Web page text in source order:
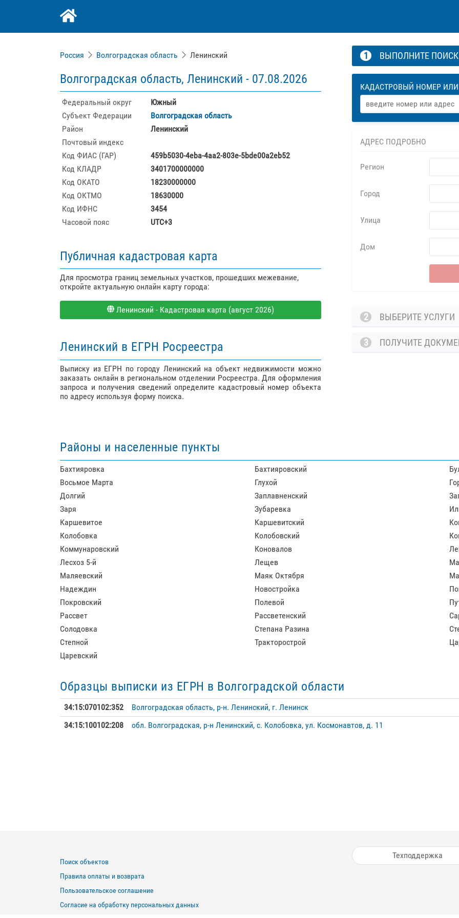
Россия Волгоградская область Ленинский
Волгоградская область, Ленинский - 07.08.2026
Федеральный округ
Южный
Субъект Федерации
Волгоградская область
Район
Ленинский
Почтовый индекс
Код ФИАС (ГАР)
459b5030-4eba-4aa2-803e-5bde00a2eb52
Код КЛАДР
3401700000000
Код ОКАТО
18230000000
Код ОКТМО
18630000
Код ИФНС
3454
Часовой пояс
UTC+3
Публичная кадастровая карта
Для просмотра границ земельных участков, прошедших межевание,
откройте актуальную онлайн карту города:
Ленинский - Кадастровая карта (август 2026)
Ленинский в ЕГРН Росреестра
Выписку из ЕГРН по городу Ленинский на объект недвижимости можно
заказать онлайн в региональном отделении Росреестра. Для оформления
запроса и получения сведений определите кадастровый номер объекта
по адресу используя форму поиска.
1 ВЫПОЛНИТЕ ПОИСК
КАДАСТРОВЫЙ НОМЕР
АДРЕС ПОДРОБНО
Регион
Город
Улица
Дом
2 ВЫБЕРИТЕ УСЛУГИ
3 ПОЛУЧИТЕ
Районы и населенные пункты
Бахтияровка Бахтияровский
Восьмое Марта
Глухой
Долгий
Заплавненский
Заря
Зубаревка
Каршевитое
Каршевитский
Колобовка
Колобовский
Коммунаровский
Коновалов
Лесхоз 5-й
Лещев
Маляевский
Маяк Октября
Надеждин
Новостройка
Покровский
Полевой
Рассвет
Рассветенский
Солодовка
Степана Разина
Степной
Тракторострой
Царевский
Образцы выписки из ЕГРН в Волгоградской области
34:15:070102:352
Волгоградская область, р-н. Ленинский, г. Ленинск
34:15:100102:208
обл. Волгоградская, р-н Ленинский, с. Колобовка, ул. Космонавтов, д. 11
Поиск объектов
Правила оплаты и возврата
Пользовательское соглашение
Согласие на обработку персональных данных
Техподдержка